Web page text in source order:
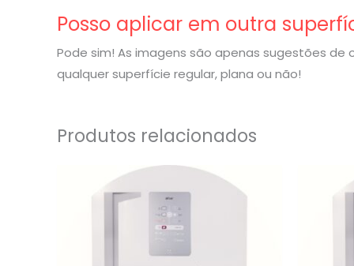
Posso aplicar em outra
Pode sim! As imagens são apenas sugestões
qualquer superfície regular, plana ou não!
Produtos relacionados